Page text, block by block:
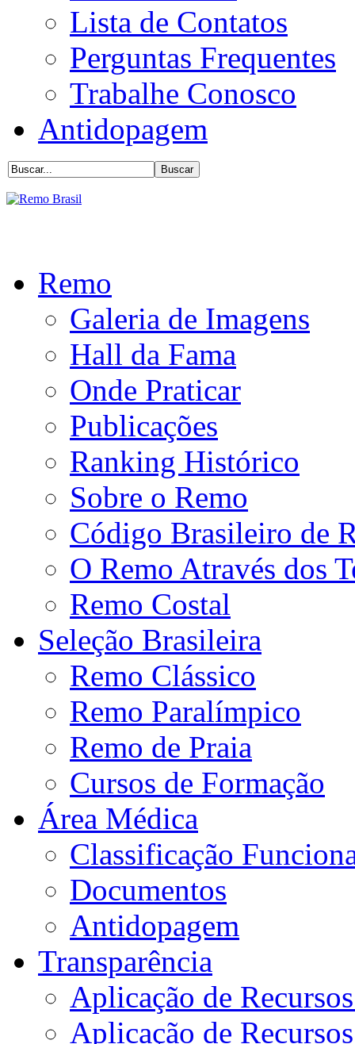
Lista de Contatos
Perguntas Frequentes
Trabalhe Conosco
Antidopagem
Remo
Galeria de Imagens
Hall da Fama
Onde Praticar
Publicações
Ranking Histórico
Sobre o Remo
Código Brasileiro de
O Remo Através dos
Remo Costal
Seleção Brasileira
Remo Clássico
Remo Paralímpico
Remo de Praia
Cursos de Formação
Área Médica
Classificação
Documentos
Antidopagem
Transparência
Aplicação de
Aplicação de